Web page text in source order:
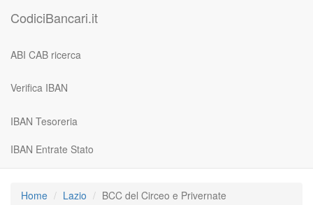
CodiciBancari.it
ABI CAB ricerca
Verifica IBAN
IBAN Tesoreria
IBAN Entrate Stato
Home Lazio BCC del Circeo e Privernate